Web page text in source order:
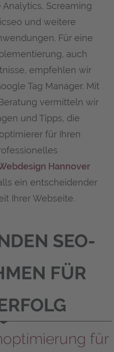
Screaming
und weitere
Für eine
auch
empfehlen wir
Tag Manager. Mit
vermitteln wir
und Tipps, die
für Ihren
Hannover
ein entscheidender
Ihrer Webseite.
SEO-
FÜR I
für